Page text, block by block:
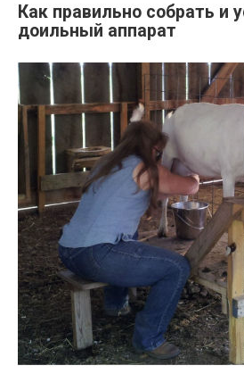
Как правильно собрать и
доильный аппарат